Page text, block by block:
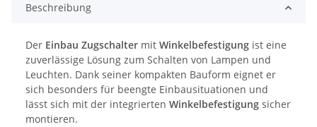
Beschreibung
Der Einbau Zugschalter mit Winkelbefestigung ist eine
zuverlässige Lösung zum Schalten von Lampen und
Leuchten. Dank seiner kompakten Bauform eignet er
sich besonders für beengte Einbausituationen und
lässt sich mit der integrierten Winkelbefestigung sicher
montieren.